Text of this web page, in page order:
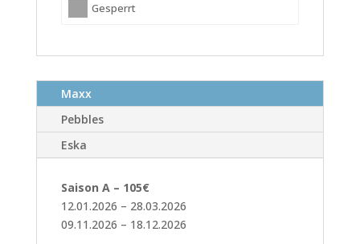
Gesperrt
Maxx
Pebbles
Eska
Saison A – 105€
12.01.2026 – 28.03.2026
09.11.2026 – 18.12.2026